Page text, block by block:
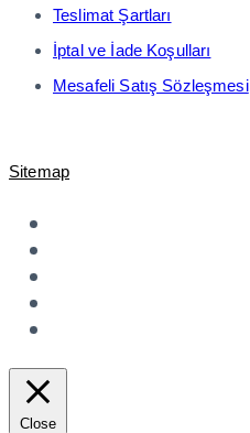
Teslimat Şartları
İptal ve İade Koşulları
Mesafeli Satış Sözleşmesi
Sitemap
Close